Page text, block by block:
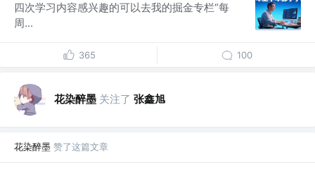
四次学习内容感兴趣的可以去我的掘金专栏“每
周...
365 100
花染醉墨 关注了 张鑫旭
花染醉墨 赞了这篇文章